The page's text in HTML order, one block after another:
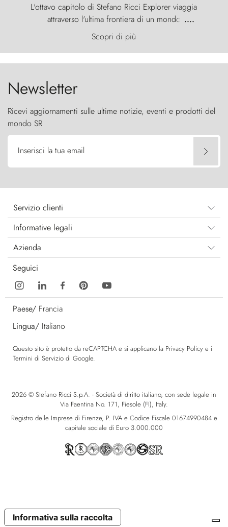
L'ottavo capitolo di Stefano Ricci Explorer viaggia
attraverso l'ultima frontiera di un mondo
primordiale, dove il vento scolpisce la natura con
furia ancestrale e le Torres del Paine sfidano il
cielo come sentinelle di pietra.
....
Scopri di più
Newsletter
Ricevi aggiornamenti sulle ultime notizie, eventi e prodotti del
mondo SR
Inserisci la tua email
Servizio clienti
Informative legali
Azienda
Seguici
Paese/ Francia
Lingua/ Italiano
Questo sito è protetto da reCAPTCHA e si applicano la Privacy Policy e i
Termini di Servizio di Google.
2026 © Stefano Ricci S.p.A. - Società di diritto italiano, con sede legale in
Via Faentina No. 171, Fiesole (FI), Italy.
Registro delle Imprese di Firenze, P. IVA e Codice Fiscale 01674990484 e
capitale sociale di Euro 3.000.000
Informativa sulla raccolta